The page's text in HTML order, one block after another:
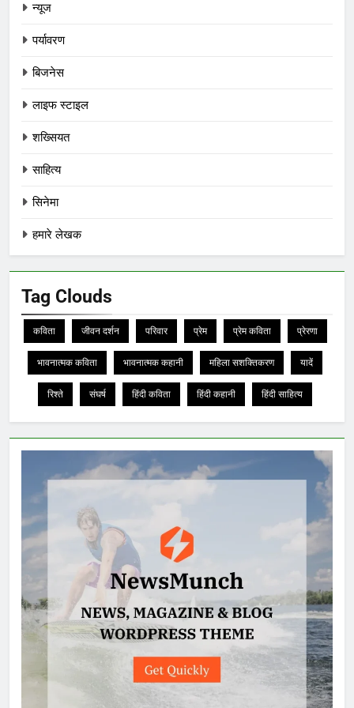
न्यूज
पर्यावरण
बिजनेस
लाइफ स्टाइल
शख्सियत
साहित्य
सिनेमा
हमारे लेखक
Tag Clouds
कविता जीवन दर्शन परिवार प्रेम प्रेम कविता प्रेरणा
भावनात्मक कविता भावनात्मक कहानी महिला सशक्तिकरण यादें
रिश्ते संघर्ष हिंदी कविता हिंदी कहानी हिंदी साहित्य